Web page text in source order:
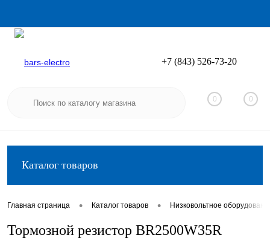
Вход
+7 (843) 526-73-20
0 0
Каталог товаров
Главная страница • Каталог товаров • Низковольтное
Тормозной резистор BR2500W35R